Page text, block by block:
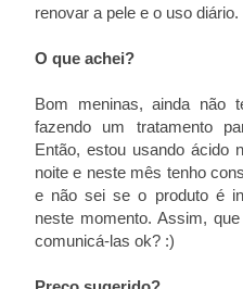
renovar a pele e o uso diário.
O que achei?
Bom meninas, ainda não
fazendo um tratamento
Então, estou usando ácido
noite e neste mês tenho
e não sei se o produto é
neste momento. Assim,
comunicá-las ok? :)